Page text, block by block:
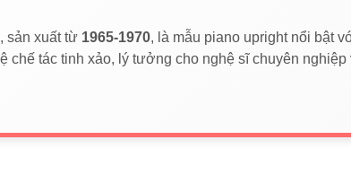
, sản xuất từ 1965-1970, là mẫu piano upright nổi bật
chế tác tinh xảo, lý tưởng cho nghệ sĩ chuyên